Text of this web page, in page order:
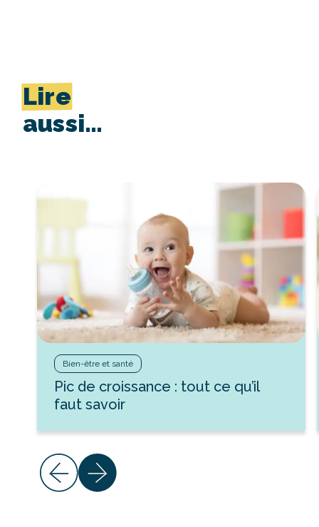
Lire
aussi…
Bien-être et santé
Pic de croissance : tout ce qu’il
faut savoir